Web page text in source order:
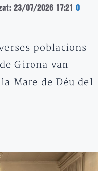
23/07/2026 17:21 0
poblacions
Girona van
Mare de Déu del